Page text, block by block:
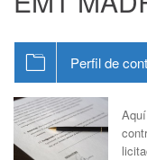
Perfil de